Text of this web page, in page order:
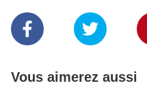
Vous aimerez aussi